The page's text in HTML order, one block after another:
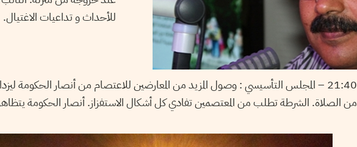
للأحداث و تداعيات الاغتيال.
21:40 – المجلس التأسيسي :
وصول المزيد من المعارضين للاعتصام من أنصار الحكومة
من الصلاة. الشرطة تطلب من المعتصمين تفادي كل أشكال الاستفزاز. أنصار الحكومة